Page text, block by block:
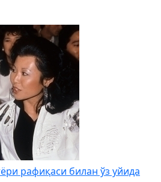
рафиқаси билан ўз уйида